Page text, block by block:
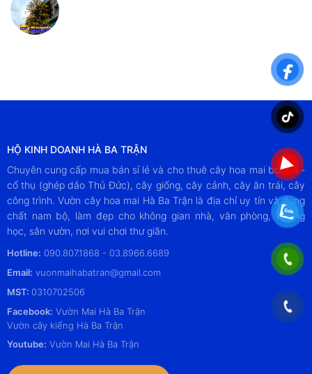
HỘ KINH DOANH HÀ BA TRẬN
Chuyên cung cấp mua bán sỉ lẻ và cho thuê cây hoa mai bonsai -
cổ thụ (ghép dảo Thủ Đức), cây giống, cây cảnh, cây ăn trái, cây
công trình. Vườn cây hoa mai Hà Ba Trận là địa chỉ uy tín và đúng
chất nam bộ, làm đẹp cho không gian nhà, văn phòng, trường
học, sân vườn, nơi vui chơi thư giãn.
Hotline: 090.807.1868 - 03.8966.6689
Email: vuonmaihabatran@gmail.com
MST: 0310702506
Facebook: Vườn Mai Hà Ba Trận
Vườn cây kiểng Hà Ba Trận
Youtube: Vườn Mai Hà Ba Trận